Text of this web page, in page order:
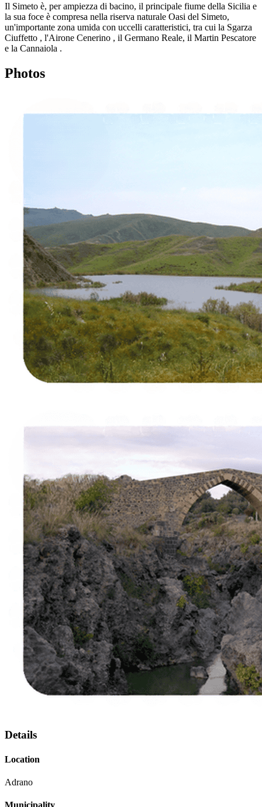
Il Simeto è, per ampiezza di bacino, il principale fiume della Sicilia e
la sua foce è compresa nella riserva naturale Oasi del Simeto,
un'importante zona umida con uccelli caratteristici, tra cui la Sgarza
Ciuffetto , l'Airone Cenerino , il Germano Reale, il Martin Pescatore
e la Cannaiola .
Photos
Details
Location
Adrano